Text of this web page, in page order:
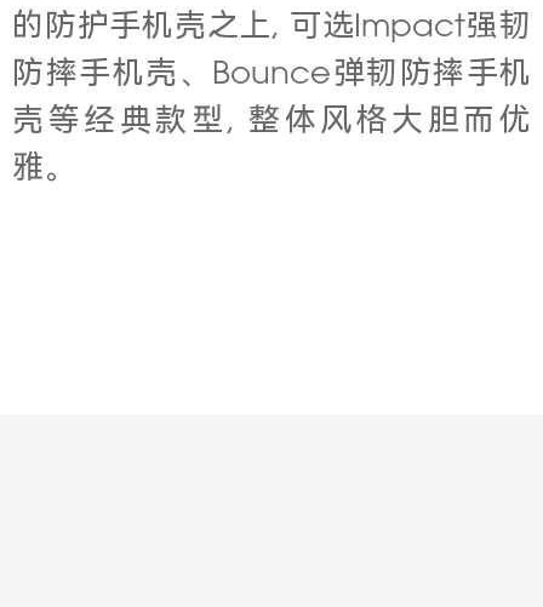
的防护手机壳之上, 可选Impact强韧
防摔手机壳、Bounce弹韧防摔手机
壳等经典款型, 整体风格大胆而优
雅。